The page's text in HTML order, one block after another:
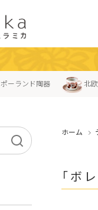
ポーランド陶器 北
ホーム
「ボ